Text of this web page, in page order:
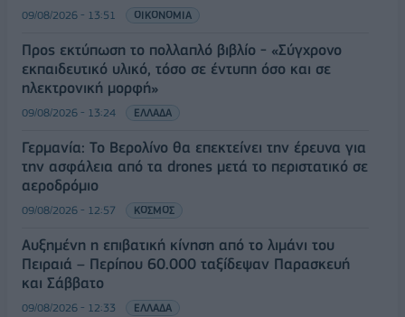
09/08/2026 - 13:51 ΟΙΚΟΝΟΜΙΑ
Προς εκτύπωση το πολλαπλό βιβλίο - «Σύγχρονο
εκπαιδευτικό υλικό, τόσο σε έντυπη όσο και σε
ηλεκτρονική μορφή»
09/08/2026 - 13:24 ΕΛΛΑΔΑ
Γερμανία: Το Βερολίνο θα επεκτείνει την έρευνα για
την ασφάλεια από τα drones μετά το περιστατικό σε
αεροδρόμιο
09/08/2026 - 12:57 ΚΟΣΜΟΣ
Αυξημένη η επιβατική κίνηση από το λιμάνι του
Πειραιά – Περίπου 60.000 ταξίδεψαν Παρασκευή
και Σάββατο
09/08/2026 - 12:33 ΕΛΛΑΔΑ